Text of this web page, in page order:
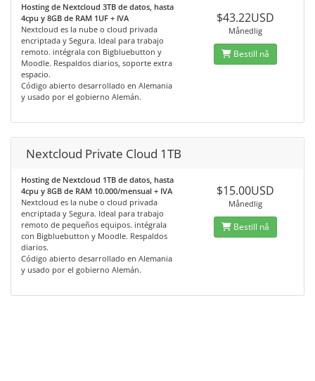
Hosting de Nextcloud 3TB de datos, hasta
4cpu y 8GB de RAM 1UF + IVA
Nextcloud es la nube o cloud privada
encriptada y Segura. Ideal para trabajo
remoto. intégrala con Bigbluebutton y
Moodle. Respaldos diarios, soporte extra
espacio.
Código abierto desarrollado en Alemania
y usado por el gobierno Alemán.
$43.22USD
Månedlig
Bestill nå
Nextcloud Private Cloud 1TB
Hosting de Nextcloud 1TB de datos, hasta
4cpu y 8GB de RAM 10.000/mensual + IVA
Nextcloud es la nube o cloud privada
encriptada y Segura. Ideal para trabajo
remoto de pequeños equipos. intégrala
con Bigbluebutton y Moodle. Respaldos
diarios.
Código abierto desarrollado en Alemania
y usado por el gobierno Alemán.
$15.00USD
Månedlig
Bestill nå